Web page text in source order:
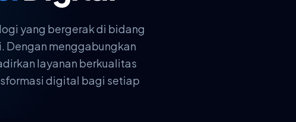
yang bergerak di bidang
Dengan menggabungkan
layanan berkualitas
digital bagi setiap